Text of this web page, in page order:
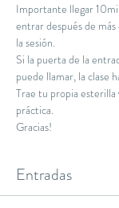
Importante llegar
entrar después de
la sesión.
Si la puerta de la
puede llamar, la clase
Trae tu propia esterilla
práctica.
Gracias!
Entradas